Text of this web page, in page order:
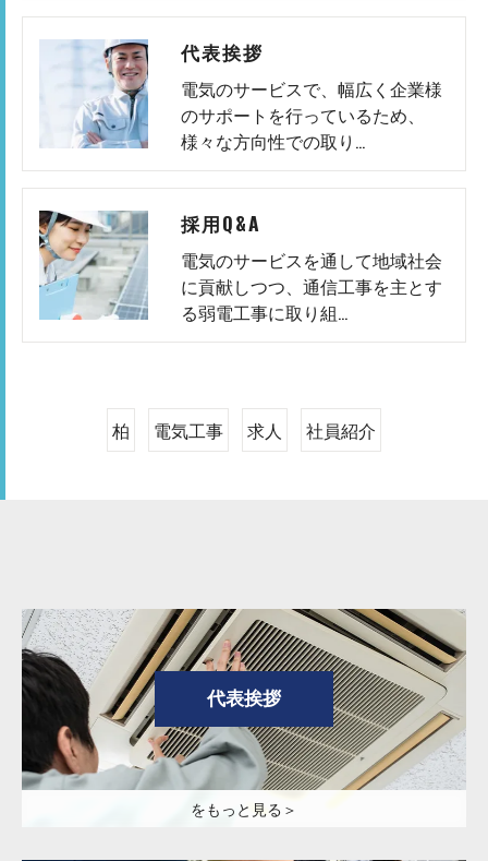
代表挨拶
電気のサービスで、幅広く企業様
のサポートを行っているため、
様々な方向性での取り…
採用Q&A
電気のサービスを通して地域社会
に貢献しつつ、通信工事を主とす
る弱電工事に取り組…
柏 電気工事 求人 社員紹介
代表挨拶
をもっと見る＞